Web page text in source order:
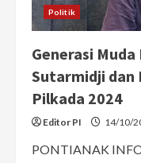
Politik
Generasi
Sutarmidji dan
Pilkada 2024
Editor PI 14/10/
PONTIANAK